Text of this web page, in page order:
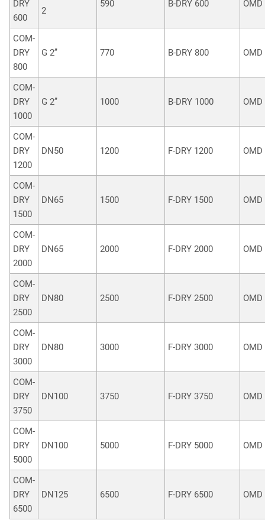
DRY
600
2
590 B-DRY 600 OMD
COM-
DRY
800
G 2’’ 770 B-DRY 800 OMD
COM-
DRY
1000
G 2’’ 1000 B-DRY 1000
COM-
DRY
1200
DN50 1200 F-DRY 1200 OMD
COM-
DRY
1500
DN65 1500 F-DRY 1500
COM-
DRY
2000
DN65 2000 F-DRY 2000 OMD
COM-
DRY
2500
DN80 2500 F-DRY 2500
COM-
DRY
3000
DN80 3000 F-DRY 3000 OMD
COM-
DRY
3750
DN100 3750 F-DRY 3750
COM-
DRY
5000
DN100 5000 F-DRY 5000 OMD
COM-
DRY
6500
DN125 6500 F-DRY 6500